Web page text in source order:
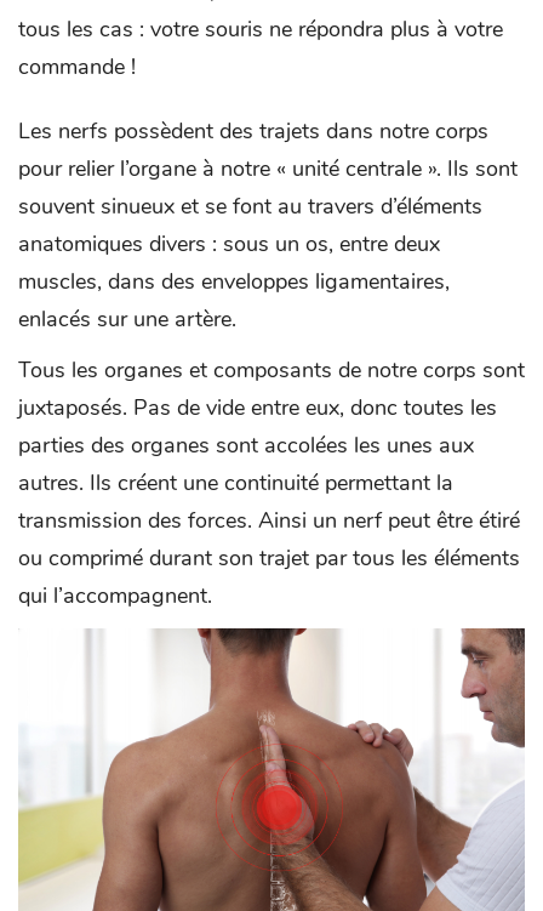
tous les cas : votre souris ne répondra plus à votre
commande !
Les nerfs possèdent des trajets dans notre corps
pour relier l’organe à notre « unité centrale ». Ils sont
souvent sinueux et se font au travers d’éléments
anatomiques divers : sous un os, entre deux
muscles, dans des enveloppes ligamentaires,
enlacés sur une artère.
Tous les organes et composants de notre corps sont
juxtaposés. Pas de vide entre eux, donc toutes les
parties des organes sont accolées les unes aux
autres. Ils créent une continuité permettant la
transmission des forces. Ainsi un nerf peut être étiré
ou comprimé durant son trajet par tous les éléments
qui l’accompagnent.